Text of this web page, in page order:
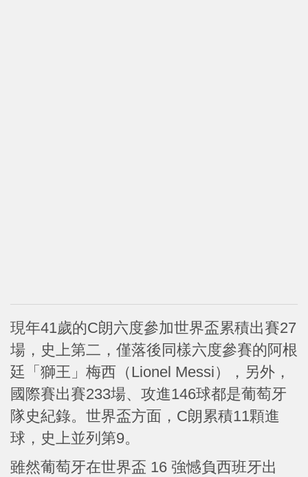
現年41歲的C朗六度參加世界盃累積出賽27
場，史上第二，僅落後同樣六度參賽的阿根
廷「獅王」梅西（Lionel Messi），另外，
國際賽出賽233場、攻進146球都是葡萄牙
隊史紀錄。世界盃方面，C朗累積11顆進
球，史上並列第9。
雖然葡萄牙在世界盃 16 強憾負西班牙出